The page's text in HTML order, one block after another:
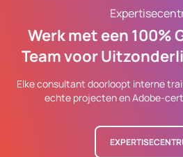
Werk met een 100%
Team voor
Elke consultant doorloopt interne
echte projecten en Adobe-